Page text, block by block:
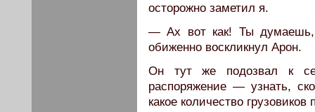
осторожно заметил я.
— Ах вот как! Ты думаешь,
обиженно воскликнул Арон.
Он тут же подозвал к
распоряжение — узнать,
какое количество